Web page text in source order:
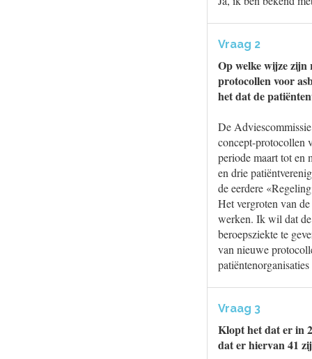
Vraag 2
Op welke wijze zijn
protocollen voor
het dat de
De
concept-protocollen
periode maart tot en
en drie
de eerdere
Het vergroten van
werken. Ik wil dat
beroepsziekte te
van nieuwe
Vraag 3
Klopt het dat er in
dat er hiervan 41